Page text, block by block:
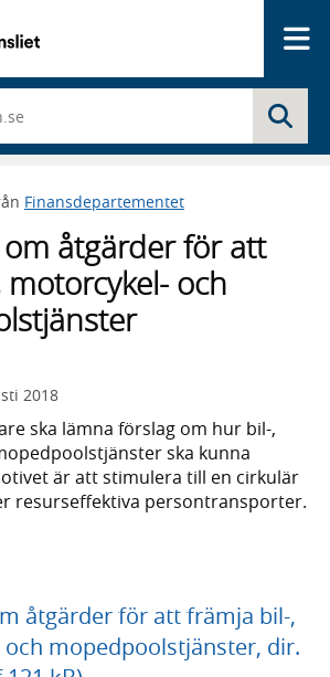
Finansdepartementet
åtgärder för att
och
2018
ska lämna förslag om hur bil-,
ska kunna
är att stimulera till en cirkulär
resurseffektiva persontransporter.
åtgärder för att främja bil-,
mopedpoolstjänster, dir.